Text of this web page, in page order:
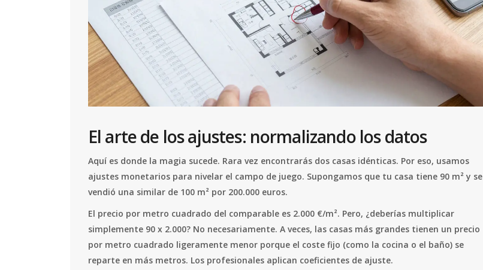
El arte de los ajustes: normalizando los datos
Aquí es donde la magia sucede. Rara vez encontrarás dos casas idénticas. Por eso, usamos
ajustes monetarios para nivelar el campo de juego. Supongamos que tu casa tiene 90 m² y se
vendió una similar de 100 m² por 200.000 euros.
El precio por metro cuadrado del comparable es 2.000 €/m². Pero, ¿deberías multiplicar
simplemente 90 x 2.000? No necesariamente. A veces, las casas más grandes tienen un precio
por metro cuadrado ligeramente menor porque el coste fijo (como la cocina o el baño) se
reparte en más metros. Los profesionales aplican coeficientes de ajuste.